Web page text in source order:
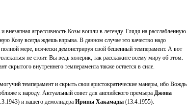
внезапная агрессивность Козы вошли в легенду. Глядя на расслабленную
Козу всегда ждешь взрыва. В данном случае это качество надо
полной мере, всячески демонстрируя свой бешенный темперамент. А вот
не стоит. Вы ведь холерик, так расскажите всему миру об этом.
скрытого внутреннего темперамента также остается в силе.
темперамент и скрыть свои аристократические манеры, ибо Вождь
к народу. Актуальный совет для английского премьера Джона
и нашего демолидера Ирины Хакамады (13.4.1955).